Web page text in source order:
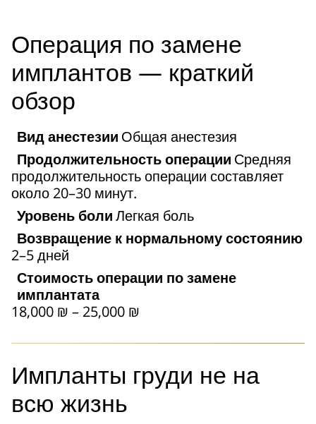
Операция по замене
имплантов — краткий
обзор
Вид анестезии Общая анестезия
Продолжительность операции Средняя
продолжительность операции составляет
около 20–30 минут.
Уровень болиЛегкая боль
Возвращение к нормальному состоянию
2–5 дней
Стоимость операции по замене
имплантата
18,000 ₪ – 25,000 ₪
Импланты груди не на
всю жизнь